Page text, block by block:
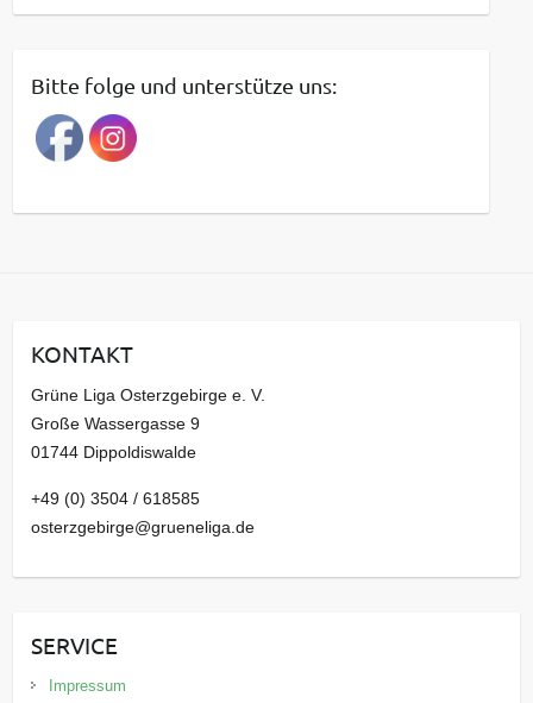
e
r
a
g
a
v
Bitte folge und unterstütze uns:
KONTAKT
Grüne Liga Osterzgebirge e. V.
Große Wassergasse 9
01744 Dippoldiswalde
+49 (0) 3504 / 618585
osterzgebirge@grueneliga.de
SERVICE
Impressum